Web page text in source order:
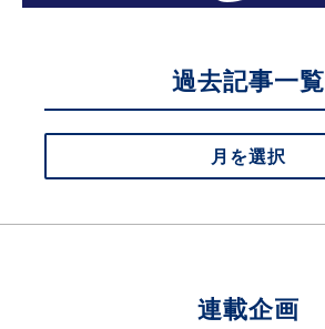
過去記事一覧
月を選択
連載企画